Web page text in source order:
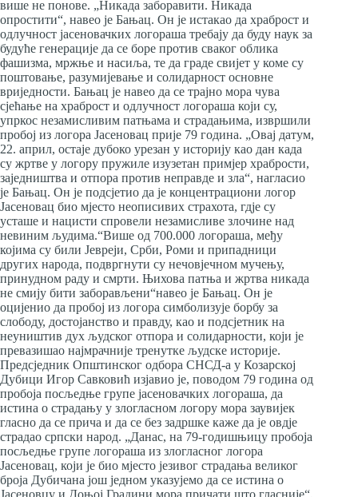
више не понове. „Никада заборавити. Никада
опростити“, навео је Бањац. Он је истакао да храброст и
одлучност јасеновачких логораша требају да буду наук за
будуће генерације да се боре против сваког облика
фашизма, мржње и насиља, те да граде свијет у коме су
поштовање, разумијевање и солидарност основне
вриједности. Бањац је навео да се трајно мора чува
сјећање на храброст и одлучност логораша који су,
упркос незамисливим патњама и страдањима, извршили
пробој из логора Јасеновац прије 79 година. „Овај датум,
22. април, остаје дубоко урезан у историју као дан када
су жртве у логору пружиле изузетан примјер храбрости,
заједништва и отпора против неправде и зла“, нагласио
је Бањац. Он је подсјетио да је концентрациони логор
Јасеновац био мјесто неописивих страхота, гдје су
усташе и нацисти спровели незамисливе злочине над
невиним људима.“Више од 700.000 логораша, међу
којима су били Јевреји, Срби, Роми и припадници
других народа, подвргнути су нечовјечном мучењу,
принудном раду и смрти. Њихова патња и жртва никада
не смију бити заборављени“навео је Бањац. Он је
оцијенио да пробој из логора симболизује борбу за
слободу, достојанство и правду, као и подсјетник на
неуништив дух људског отпора и солидарности, који је
превазишао најмрачније тренутке људске историје.
Предсједник Општинског одбора СНСД-а у Козарској
Дубици Игор Савковић изјавио је, поводом 79 година од
пробоја посљедње групе јасеновачких логораша, да
истина о страдању у злогласном логору мора заувијек
гласно да се прича и да се без задршке каже да је овдје
страдао српски народ. „Данас, на 79-годишњицу пробоја
посљедње групе логораша из злогласног логора
Јасеновац, који је био мјесто језивог страдања великог
броја Дубичана још једном указујемо да се истина о